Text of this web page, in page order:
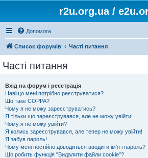
r2u.org.ua /
Допомога
Список форумів Часті питання
Часті питання
Вхід на форум і реєстрація
Навіщо мені потрібно реєструватися?
Що таке COPPA?
Чому я не можу зареєструватись?
Я тільки що зареєструвався, але не можу увійти!
Чому я не можу увійти?
Я колись зареєструвався, але тепер не можу увійти!
Я забув пароль!
Чому мені постійно доводиться вводити ім’я і пароль?
Що робить функція "Видалити файли cookie"?